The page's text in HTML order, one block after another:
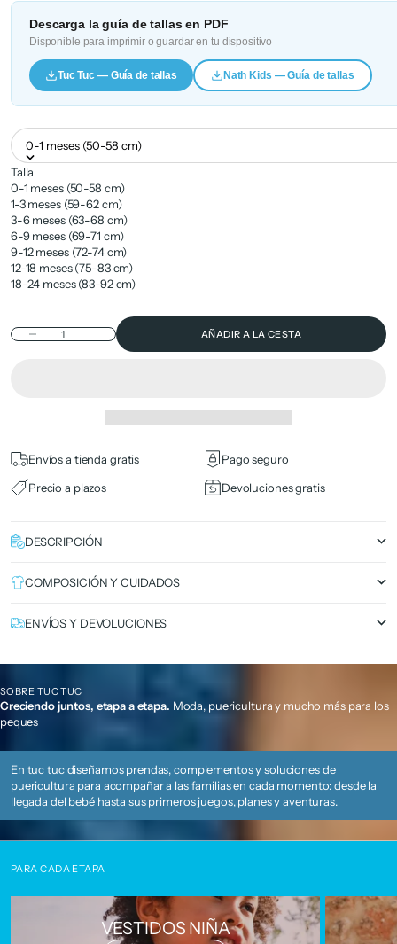
Descarga la guía de tallas en PDF
Disponible para imprimir o guardar en tu dispositivo
Tuc Tuc — Guía de tallas Nath Kids — Guía de tallas
0-1 meses (50-58 cm)
Talla
0-1 meses (50-58 cm)
1-3 meses (59-62 cm)
3-6 meses (63-68 cm)
6-9 meses (69-71 cm)
9-12 meses (72-74 cm)
12-18 meses (75-83 cm)
18-24 meses (83-92 cm)
Reducir cantidad AÑADIR A LA CESTA
Envíos a tienda gratis
Pago seguro
Precio a plazos
Devoluciones gratis
DESCRIPCIÓN
COMPOSICIÓN Y CUIDADOS
ENVÍOS Y DEVOLUCIONES
SOBRE TUC TUC
Creciendo juntos, etapa a etapa. Moda, puericultura y mucho más para los
peques
En tuc tuc diseñamos prendas, complementos y soluciones de
puericultura para acompañar a las familias en cada momento: desde la
llegada del bebé hasta sus primeros juegos, planes y aventuras.
PARA CADA ETAPA
VESTIDOS NIÑA